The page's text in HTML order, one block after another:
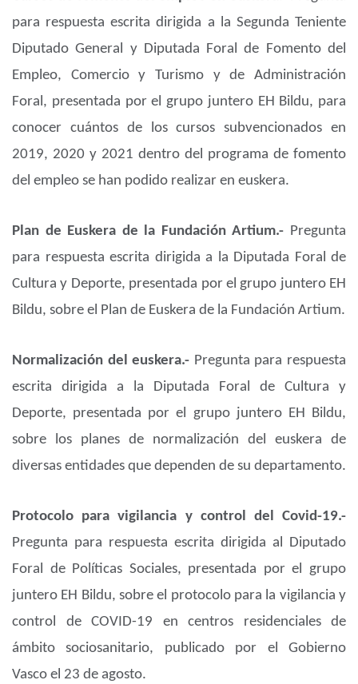
para respuesta escrita dirigida a la Segunda Teniente
Diputado General y Diputada Foral de Fomento del
Empleo, Comercio y Turismo y de Administración
Foral, presentada por el grupo juntero EH Bildu, para
conocer cuántos de los cursos subvencionados en
2019, 2020 y 2021 dentro del programa de fomento
del empleo se han podido realizar en euskera.
Plan de Euskera de la Fundación Artium.- Pregunta
para respuesta escrita dirigida a la Diputada Foral de
Cultura y Deporte, presentada por el grupo juntero EH
Bildu, sobre el Plan de Euskera de la Fundación Artium.
Normalización del euskera.- Pregunta para respuesta
escrita dirigida a la Diputada Foral de Cultura y
Deporte, presentada por el grupo juntero EH Bildu,
sobre los planes de normalización del euskera de
diversas entidades que dependen de su departamento.
Protocolo para vigilancia y control del Covid-19.-
Pregunta para respuesta escrita dirigida al Diputado
Foral de Políticas Sociales, presentada por el grupo
juntero EH Bildu, sobre el protocolo para la vigilancia y
control de COVID-19 en centros residenciales de
ámbito sociosanitario, publicado por el Gobierno
Vasco el 23 de agosto.